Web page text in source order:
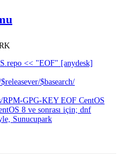
<< "EOF" [anydesk]
$basearch/
RPM-GPG-KEY EOF CentOS
8 ve sonrası için; dnf
Sunucupark